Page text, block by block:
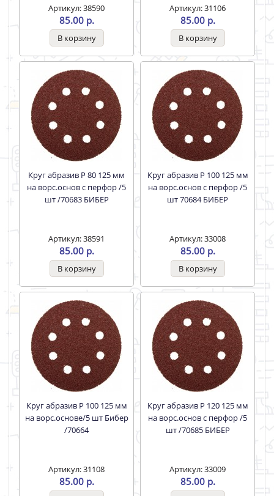
Артикул: 38590
85.00 р.
Артикул: 31106
85.00 р.
Круг абразив Р 80 125 мм
на ворс.основ с перфор /5
шт /70683 БИБЕР
Артикул: 38591
85.00 р.
Круг абразив Р 100 125 мм
на ворс.основ с перфор /5
шт 70684 БИБЕР
Артикул: 33008
85.00 р.
Круг абразив Р 100 125 мм
на ворс.основе/5 шт Бибер
/70664
Артикул: 31108
85.00 р.
Круг абразив Р 120 125 мм
на ворс.основ с перфор /5
шт /70685 БИБЕР
Артикул: 33009
85.00 р.